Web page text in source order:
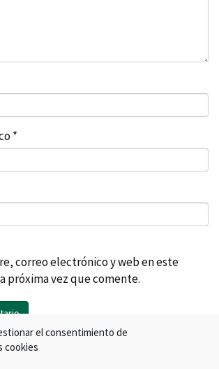
el consentimiento de
cookies
*
correo electrónico y web en este
próxima vez que comente.